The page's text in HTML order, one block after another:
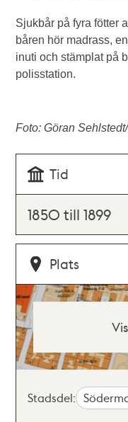
Sjukbår på fyra fötter
båren hör madrass,
inuti och stämplat på
polisstation.
Foto: Göran
Tid
1850 till 1899
Plats
Stadsdel: